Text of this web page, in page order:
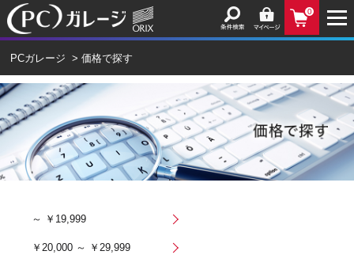
0
PCガレージ >価格で探す
～ ￥19,999
￥20,000 ～ ￥29,999